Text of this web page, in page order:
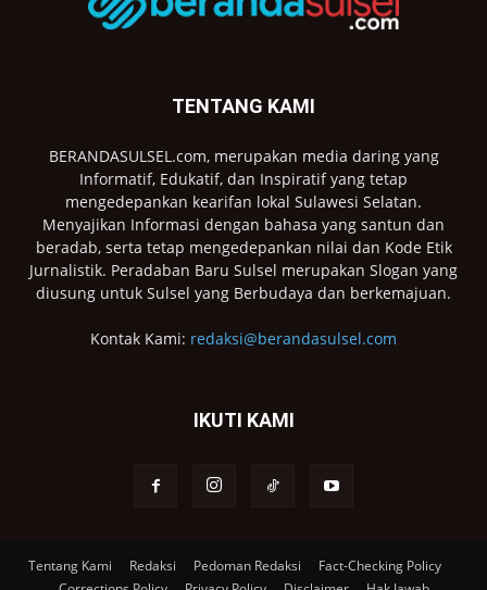
TENTANG KAMI
BERANDASULSEL.com, merupakan media daring yang
Informatif, Edukatif, dan Inspiratif yang tetap
mengedepankan kearifan lokal Sulawesi Selatan.
Menyajikan Informasi dengan bahasa yang santun dan
beradab, serta tetap mengedepankan nilai dan Kode Etik
Jurnalistik. Peradaban Baru Sulsel merupakan Slogan yang
diusung untuk Sulsel yang Berbudaya dan berkemajuan.
Kontak Kami: redaksi@berandasulsel.com
IKUTI KAMI
Tentang Kami Redaksi Pedoman Redaksi
Fact-Checking Policy